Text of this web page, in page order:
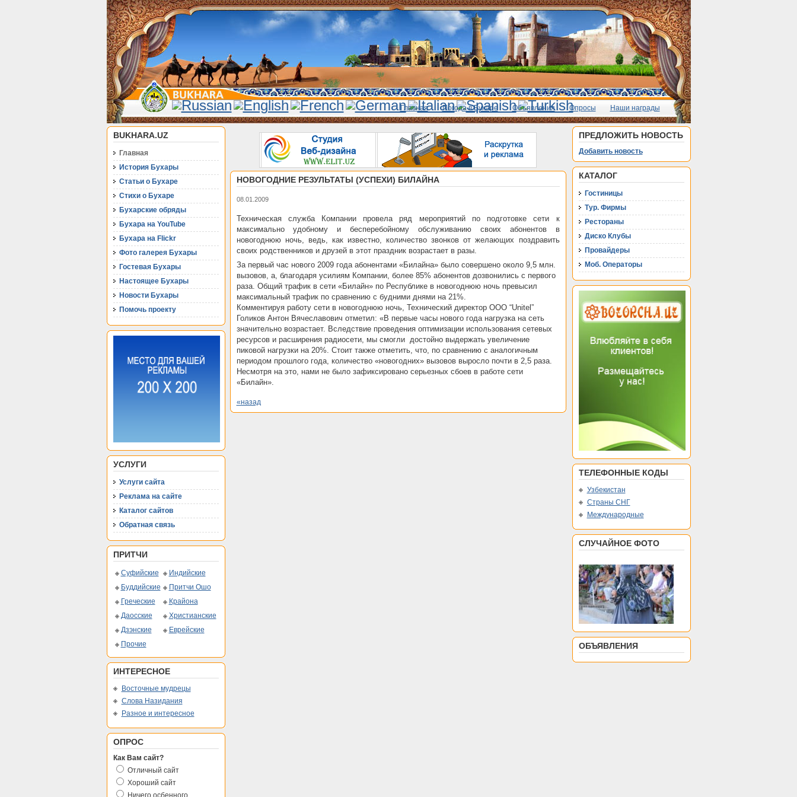
Главная Погода в Бухаре Объявления Опросы Наши награды
BUKHARA.UZ
Главная
История Бухары
Статьи о Бухаре
Стихи о Бухаре
Бухарские обряды
Бухара на YouTube
Бухара на Flickr
Фото галерея Бухары
Гостевая Бухары
Настоящее Бухары
Новости Бухары
Помочь проекту
УСЛУГИ
Услуги сайта
Реклама на сайте
Каталог сайтов
Обратная связь
ПРИТЧИ
Суфийские
Индийские
Буддийские
Притчи Ошо
Греческие
Крайона
Даосские
Христианские
Дзэнские
Еврейские
Прочие
ИНТЕРЕСНОЕ
Восточные мудрецы
Слова Назидания
Разное и интересное
ОПРОС
Как Вам сайт?
Отличный сайт
Хороший сайт
Ничего осбенного
НОВОГОДНИЕ РЕЗУЛЬТАТЫ (УСПЕХИ) БИЛАЙНА
08.01.2009
Техническая служба Компании провела ряд мероприятий по подготовке сети к
максимально удобному и бесперебойному обслуживанию своих абонентов в
новогоднюю ночь, ведь, как известно, количество звонков от желающих поздравить
своих родственников и друзей в этот праздник возрастает в разы.
За первый час нового 2009 года абонентами «Билайна» было совершено около 9,5 млн.
вызовов, а, благодаря усилиям Компании, более 85% абонентов дозвонились с первого
раза. Общий трафик в сети «Билайн» по Республике в новогоднюю ночь превысил
максимальный трафик по сравнению с будними днями на 21%.
Комментируя работу сети в новогоднюю ночь, Технический директор ООО “Unitel”
Голиков Антон Вячеславович отметил: «В первые часы нового года нагрузка на сеть
значительно возрастает. Вследствие проведения оптимизации использования сетевых
ресурсов и расширения радиосети, мы смогли достойно выдержать увеличение
пиковой нагрузки на 20%. Стоит также отметить, что, по сравнению с аналогичным
периодом прошлого года, количество «новогодних» вызовов выросло почти в 2,5 раза.
Несмотря на это, нами не было зафиксировано серьезных сбоев в работе сети
«Билайн».
«назад
ПРЕДЛОЖИТЬ НОВОСТЬ
Добавить новость
КАТАЛОГ
Гостиницы
Тур. Фирмы
Рестораны
Диско Клубы
Провайдеры
Моб. Операторы
ТЕЛЕФОННЫЕ КОДЫ
Узбекистан
Страны СНГ
Международные
СЛУЧАЙНОЕ ФОТО
ОБЪЯВЛЕНИЯ